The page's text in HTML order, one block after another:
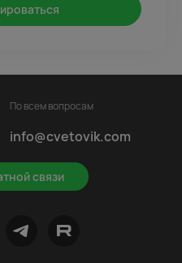
связи
По всем вопросам
info@cvetovik.com